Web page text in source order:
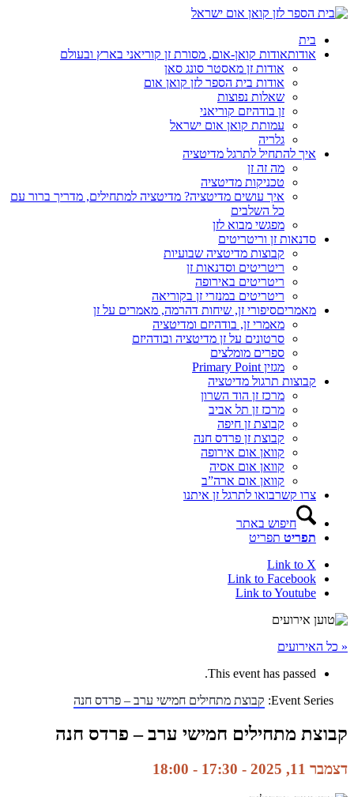
בית
אודותאודות קואן-אום, מסורת זן קוריאני בארץ ובעולם
אודות זן מאסטר סונג סאן
אודות בית הספר לזן קואן אום
שאלות נפוצות
זן בודהיזם קוריאני
עמותת קואן אום ישראל
גלריה
איך להתחיל לתרגל מדיטציה
מה זה זן
טכניקות מדיטציה
איך עושים מדיטציה? מדיטציה למתחילים, מדריך ברור עם
כל השלבים
מפגשי מבוא לזן
סדנאות זן וריטריטים
קבוצות מדיטציה שבועיות
ריטריטים וסדנאות זן
ריטריטים באירופה
ריטריטים במנזרי זן בקוריאה
מאמריםסיפורי זן, שיחות דהרמה, מאמרים על זן
מאמרי זן, בודהיזם ומדיטציה
סרטונים על זן מדיטציה ובודהיזם
ספרים מומלצים
מגזין Primary Point
קבוצות תרגול מדיטציה
מרכז זן הוד השרון
מרכז זן תל אביב
קבוצת זן חיפה
קבוצת זן פרדס חנה
קוואן אום אירופה
קוואן אום אסיה
קוואן אום ארה”ב
צרו קשרבואו לתרגל זן איתנו
חיפוש באתר
תפריט תפריט
Link to X
Link to Facebook
Link to Youtube
« כל האירועים
This event has passed.
Event Series: קבוצת מתחילים חמישי ערב – פרדס חנה
קבוצת מתחילים חמישי ערב – פרדס חנה
דצמבר 11, 2025 - 17:30 -
18:00